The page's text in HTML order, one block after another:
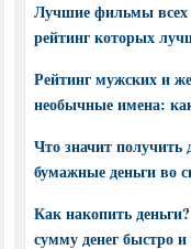
Лучшие фильмы
рейтинг которых
Рейтинг мужских и
необычные имена:
Что значит получить
бумажные деньги во
Как накопить
сумму денег быстро